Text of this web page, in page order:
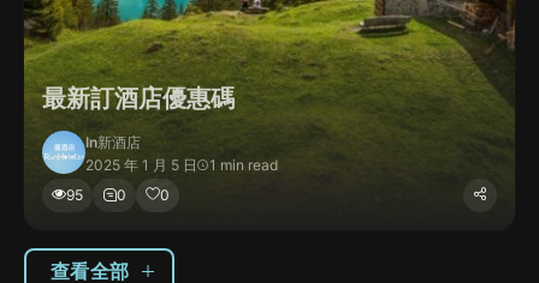
最新訂酒店優惠碼
In新酒店
2025 年 1 月 5 日
1 min read
95
0 0
查看全部